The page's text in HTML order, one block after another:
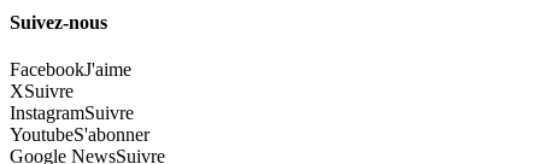
Suivez-nous
FacebookJ'aime
XSuivre
InstagramSuivre
YoutubeS'abonner
Google NewsSuivre